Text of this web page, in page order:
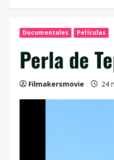
Documentales Películas
Perla de
Filmakersmovie 24